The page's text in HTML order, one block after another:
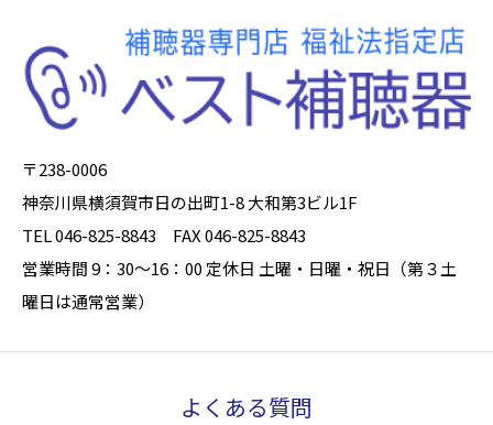
〒238-0006
神奈川県横須賀市日の出町1-8 大和第3ビル1F
TEL 046-825-8843 FAX 046-825-8843
営業時間 9：30～16：00 定休日 土曜・日曜・祝日（第３土
曜日は通常営業）
よくある質問